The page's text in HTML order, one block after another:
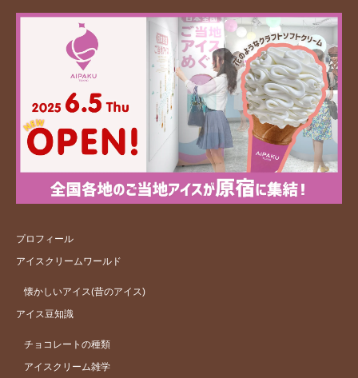
プロフィール
アイスクリームワールド
懐かしいアイス(昔のアイス)
アイス豆知識
チョコレートの種類
アイスクリーム雑学